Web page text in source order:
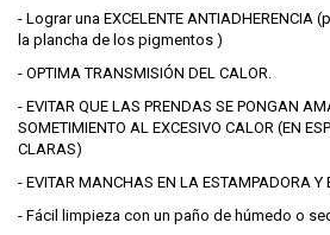
- Lograr una EXCELENTE
la plancha de los pigmentos )
- OPTIMA TRANSMISIÓN DEL CALOR.
- EVITAR QUE LAS PRENDAS SE PONGAN
SOMETIMIENTO AL EXCESIVO CALOR (EN
CLARAS)
- EVITAR MANCHAS EN LA ESTAMPADORA Y
- Fácil limpieza con un paño de húmedo o